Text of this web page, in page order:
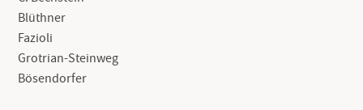
Blüthner
Fazioli
Grotrian-Steinweg
Bösendorfer